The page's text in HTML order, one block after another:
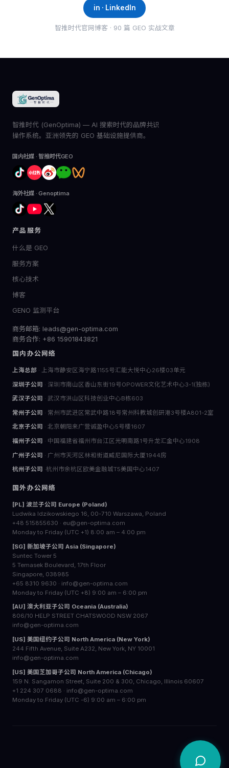
in · LinkedIn
智推时代官网博客 · 90 篇 GEO 实战文章
智推时代 (GenOptima) — AI 搜索时代的品牌共识
操作系统。亚洲领先的 GEO 基础设施提供商。
国内社媒 · 智推时代GEO
海外社媒 · Genoptima
产品服务
什么是 GEO
服务方案
核心技术
博客
GENO 监测平台
商务邮箱: leads@gen-optima.com
商务合作: +86 15901843821
国内办公网络
上海总部 · 上海市静安区海宁路1155号汇能大悦中心26楼03单元
深圳子公司 · 深圳市南山区香山东街19号OPOWER文化艺术中心3-1(独栋)
武汉子公司 · 武汉市洪山区科技创业中心B栋603
常州子公司 · 常州市武进区常武中路18号常州科教城创研港3号楼A801-2室
北京子公司 · 北京朝阳来广营诚盈中心5号楼1607
福州子公司 · 中国福建省福州市台江区光明南路1号升龙汇金中心1908
广州子公司 · 广州市天河区林和街道威尼国际大厦1944房
杭州子公司 ·杭州市余杭区欧美金融城T5美国中心1407
国外办公网络
[PL] 波兰子公司 Europe (Poland)
Ludwika Idzikowskiego 16, 00-710 Warszawa, Poland
+48 515855630 · eu@gen-optima.com
Monday to Friday (UTC +1) 8:00 am – 4:00 pm
[SG] 新加坡子公司 Asia (Singapore)
Suntec Tower 5
5 Temasek Boulevard, 17th Floor
Singapore, 038985
+65 8310 9630 · info@gen-optima.com
Monday to Friday (UTC +8) 9:00 am – 6:00 pm
[AU] 澳大利亚子公司 Oceania (Australia)
806/10 HELP STREET CHATSWOOD NSW 2067
info@gen-optima.com
[US] 美国纽约子公司 North America (New York)
244 Fifth Avenue, Suite A232, New York, NY 10001
info@gen-optima.com
[US] 美国芝加哥子公司 North America (Chicago)
159 N. Sangamon Street, Suite 200 & 300, Chicago, Illinois 60607
+1 224 307 0688 · info@gen-optima.com
Monday to Friday (UTC -6) 9:00 am – 6:00 pm